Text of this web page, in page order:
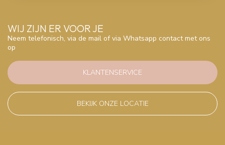
WIJ ZIJN ER VOOR JE
Neem telefonisch, via de mail of via Whatsapp contact met ons
op
KLANTENSERVICE
BEKIJK ONZE LOCATIE